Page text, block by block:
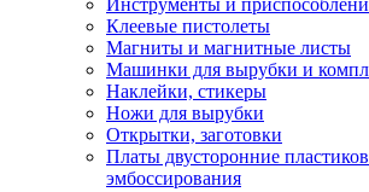
Инструменты и
Клеевые пистолеты
Магниты и магнитные листы
Машинки для вырубки и
Наклейки, стикеры
Ножи для вырубки
Открытки, заготовки
Платы двусторонние
эмбоссирования